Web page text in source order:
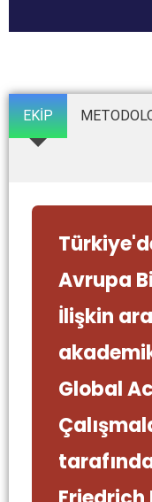
EKİP
Avrupa
İlişkin
Global